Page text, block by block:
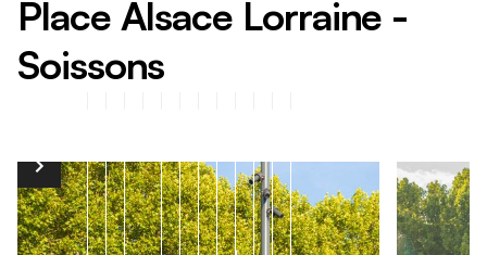
Place Alsace Lorraine -
Soissons